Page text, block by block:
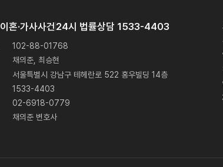
이혼·가사사건 24시 법률상담 1533-4403
102-88-01768
채의준, 최승현
서울특별시 강남구 테헤란로 522 홍우빌딩 14층
1533-4403
02-6918-0779
채의준 변호사